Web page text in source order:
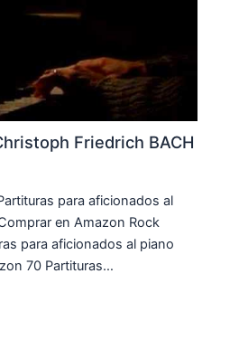
Friedrich BACH
para aficionados al
en Amazon Rock
para aficionados al piano
70 Partituras…